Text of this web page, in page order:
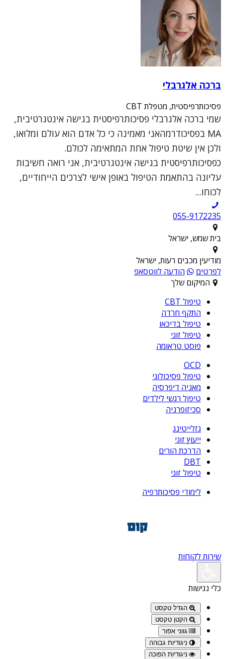
ברכה אלגרבלי
פסיכותרפיסטית, מטפלת CBT
שמי ברכה אלגרבלי פסיכותרפיסטית בגישה אינטגרטיבית,
MA בפסיכודרמהאני מאמינה כי כל אדם הוא עולם ומלואו,
ולכן אין שיטת טיפול אחת המתאימה לכולם.
כפסיכותרפיסטית בגישה אינטגרטיבית, אני רואה חשיבות
עליונה בהתאמת הטיפול באופן אישי לצרכים הייחודיים,
לכוחו...
055-9172235
בית שמש, ישראל
מודיעין מכבים רעות, ישראל
לפרטים
הודעה לווטסאפ
המיקום שלך
טיפול CBT
התקף חרדה
טיפול בדיכאו
טיפול זוגי
פוסט טראומה
OCD
טיפול פסיכולוגי
מאניה דיפרסיה
טיפול רגשי לילדים
סכיזופרניה
גזלייטינג
ייעוץ זוגי
הדרכת הורים
DBT
טיפול זוגי
לימודי פסיכותרפיה
שירות לקוחות
כלי נגישות
הגדל טקסט
הקטן טקסט
גווני אפור
ניגודיות גבוהה
ניגודיות הפוכה